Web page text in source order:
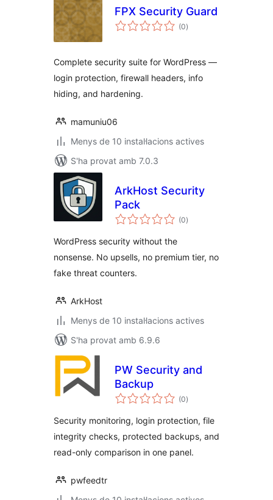
FPX Security Guard
(0puntuacions
totals
)
Complete security suite for WordPress —
login protection, firewall headers, info
hiding, and hardening.
mamuniu06
Menys de 10 instal·lacions actives
S'ha provat amb 7.0.3
ArkHost Security
Pack
(0puntuacions
totals
)
WordPress security without the
nonsense. No upsells, no premium tier, no
fake threat counters.
ArkHost
Menys de 10 instal·lacions actives
S'ha provat amb 6.9.6
PW Security and
Backup
(0puntuacions
totals
)
Security monitoring, login protection, file
integrity checks, protected backups, and
read-only comparison in one panel.
pwfeedtr